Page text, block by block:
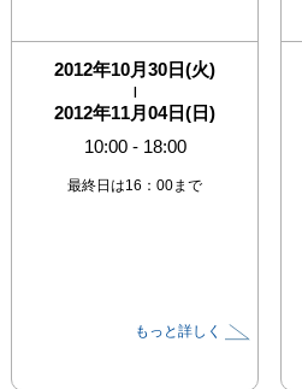
2012年10月30日(火)
|
2012年11月04日(日)
10:00- 18:00
最終日は16：00まで
もっと詳しく